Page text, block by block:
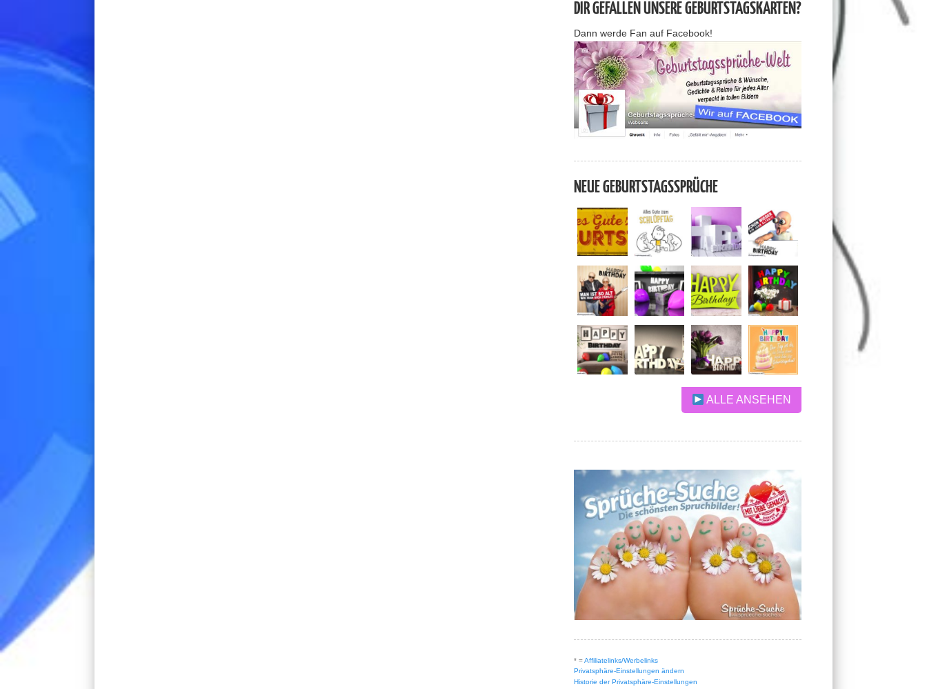
DIR GEFALLEN UNSERE GEBURTSTAGSKARTEN?
Dann werde Fan auf Facebook!
NEUE GEBURTSTAGSSPRÜCHE
ALLE ANSEHEN
* =Affiliatelinks/Werbelinks
Privatsphäre-Einstellungen ändern
Historie der Privatsphäre-Einstellungen